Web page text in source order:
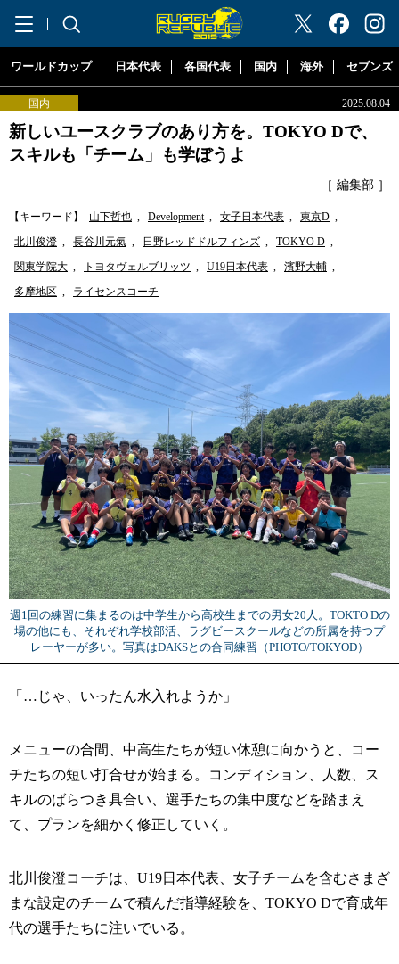
"ラグビーリパブリック"
ワールドカップ 日本代表 各国代表 国内 海外 セブンズ
国内 2025.08.04
新しいユースクラブのあり方を。TOKYO Dで、
スキルも「チーム」も学ぼうよ
［ 編集部 ］
【キーワード】 山下哲也 , Development , 女子日本代表 , 東京D ,
北川俊澄 , 長谷川元氣 , 日野レッドドルフィンズ , TOKYO D ,
関東学院大 , トヨタヴェルブリッツ , U19日本代表 , 濱野大輔 ,
多摩地区 , ライセンスコーチ
週1回の練習に集まるのは中学生から高校生までの男女20人。TOKTO Dの
場の他にも、それぞれ学校部活、ラグビースクールなどの所属を持つプ
レーヤーが多い。写真はDAKSとの合同練習（PHOTO/TOKYOD）
「…じゃ、いったん水入れようか」
メニューの合間、中高生たちが短い休憩に向かうと、コー
チたちの短い打合せが始まる。コンディション、人数、ス
キルのばらつき具合い、選手たちの集中度などを踏まえ
て、プランを細かく修正していく。
北川俊澄コーチは、U19日本代表、女子チームを含むさまざ
まな設定のチームで積んだ指導経験を、TOKYO Dで育成年
代の選手たちに注いでいる。